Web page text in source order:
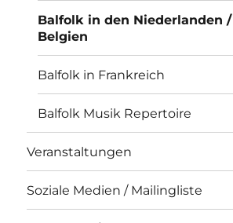
Balfolk in den Niederlanden /
Belgien
Balfolk in Frankreich
Balfolk Musik Repertoire
Veranstaltungen
Soziale Medien / Mailingliste